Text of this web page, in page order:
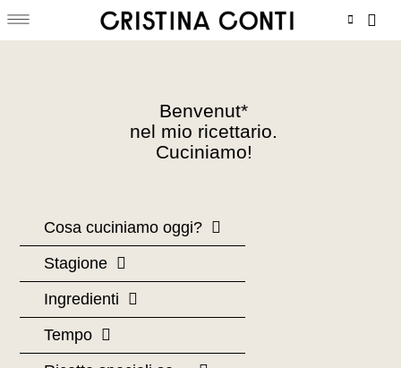
al
Menu
Benvenut*
nel mio ricettario.
Cuciniamo!
Cosa cuciniamo oggi?
Stagione
Ingredienti
Tempo